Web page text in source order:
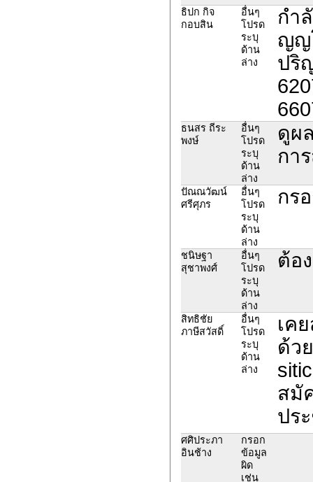
ธิปก กิจ
กอบสิน
อื่นๆ
โปรด
ระบุ
ด้าน
ล่าง
กำ
ญญ
ปริ
ธนสร ถีระ
พงษ์
อื่นๆ
โปรด
ระบุ
ด้าน
ล่าง
ดูผ
กา
ปัณณวัฒน์
ศรีศุภร
อื่นๆ
โปรด
ระบุ
ด้าน
ล่าง
กร
ชนิษฐา
สุชาพงศ์
อื่นๆ
โปรด
ระบุ
ด้าน
ล่าง
ต้อ
สิทธิชัย
ภาษีสวัสดิ์
อื่นๆ
โปรด
ระบุ
ด้าน
ล่าง
เค
ด้ว
สมั
ปร
ศศิประภา
อินช้าง
กรอก
ข้อมูล
ผิด
เช่น